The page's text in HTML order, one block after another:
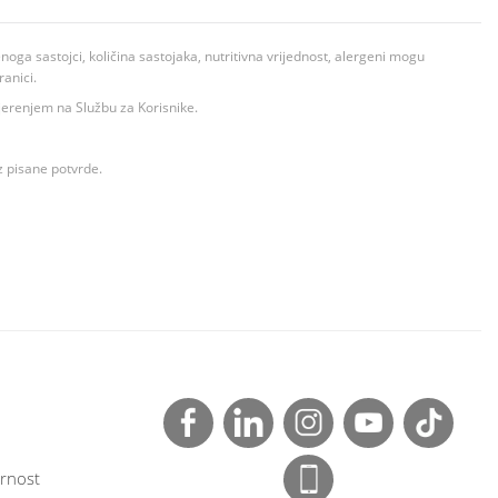
sastojci, količina sastojaka, nutritivna vrijednost, alergeni mogu
na Službu za Korisnike.
pisane potvrde.